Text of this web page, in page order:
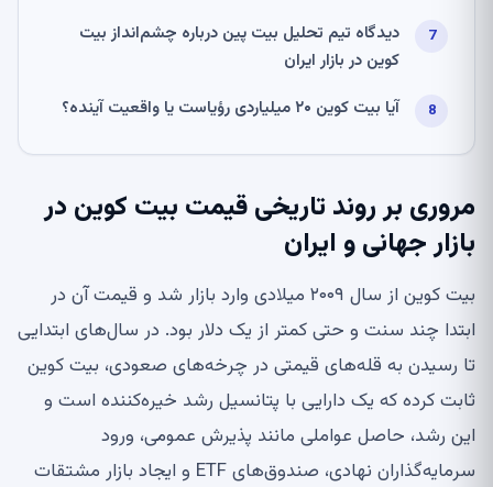
دیدگاه تیم تحلیل بیت پین درباره چشم‌انداز بیت
کوین در بازار ایران
آیا بیت کوین ۲۰ میلیاردی رؤیاست یا واقعیت آینده؟
مروری بر روند تاریخی قیمت بیت کوین در
بازار جهانی و ایران
بیت کوین از سال ۲۰۰۹ میلادی وارد بازار شد و قیمت آن در
ابتدا چند سنت و حتی کمتر از یک دلار بود. در سال‌های ابتدایی
تا رسیدن به قله‌های قیمتی در چرخه‌های صعودی، بیت کوین
ثابت کرده که یک دارایی با پتانسیل رشد خیره‌کننده است و
این رشد، حاصل عواملی مانند پذیرش عمومی، ورود
سرمایه‌گذاران نهادی، صندوق‌های ETF و ایجاد بازار مشتقات